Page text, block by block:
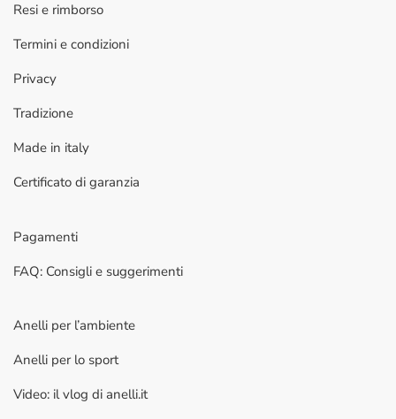
Resi e rimborso
Termini e condizioni
Privacy
Tradizione
Made in italy
Certificato di garanzia
Pagamenti
FAQ: Consigli e suggerimenti
Anelli per l’ambiente
Anelli per lo sport
Video: il vlog di anelli.it